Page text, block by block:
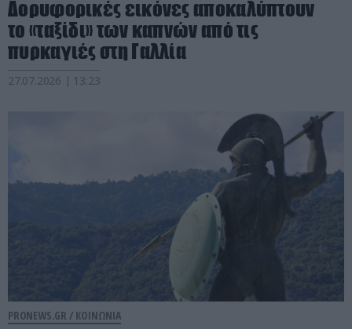
Δορυφορικές εικόνες αποκαλύπτουν
το «ταξίδι» των καπνών από τις
πυρκαγιές στη Γαλλία
27.07.2026 | 13:23
PRONEWS.GR / ΚΟΙΝΩΝΙΑ